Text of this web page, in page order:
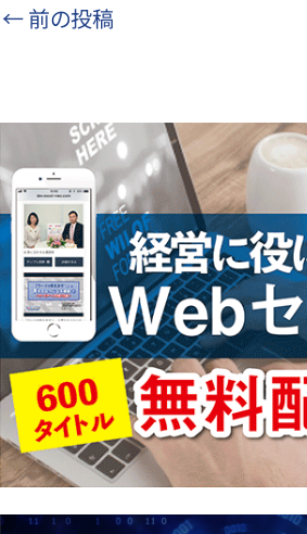
←前の投稿